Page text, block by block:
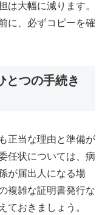
は大幅に減ります。
に、必ずコピーを確
とつの手続き
正当な理由と準備が
任状については、病
が届出人になる場
複雑な証明書発行な
ておきましょう。